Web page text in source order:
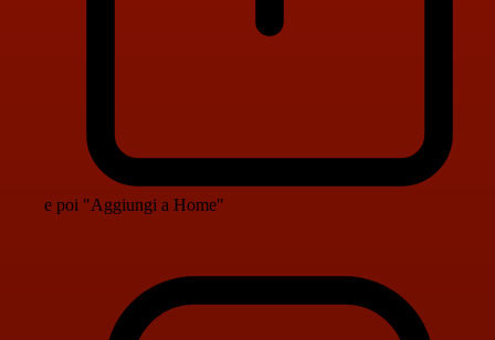
e poi "Aggiungi a Home"